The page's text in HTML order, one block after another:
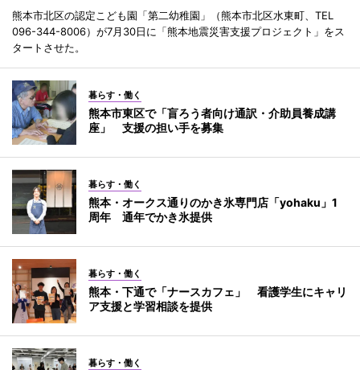
熊本市北区の認定こども園「第二幼稚園」（熊本市北区水東町、TEL
096-344-8006）が7月30日に「熊本地震災害支援プロジェクト」をス
タートさせた。
暮らす・働く
熊本市東区で「盲ろう者向け通訳・介助員養成講
座」 支援の担い手を募集
暮らす・働く
熊本・オークス通りのかき氷専門店「yohaku」1
周年 通年でかき氷提供
暮らす・働く
熊本・下通で「ナースカフェ」 看護学生にキャリ
ア支援と学習相談を提供
暮らす・働く